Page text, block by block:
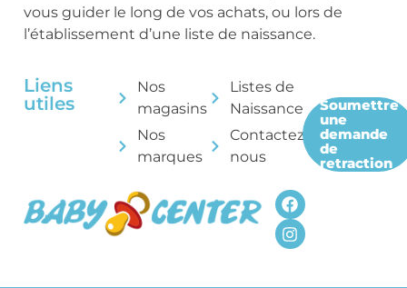
vous guider le long de vos achats, ou lors de
l’établissement d’une liste de naissance.
Liens
utiles
Nos
magasins
Nos
marques
Listes de
Naissance
Contactez-
nous
Soumettre
une
demande
de
retraction